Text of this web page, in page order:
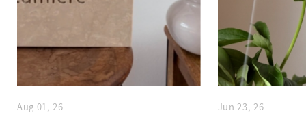
Aug 01, 26 Jun 23, 26